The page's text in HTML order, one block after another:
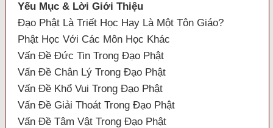
Yếu Mục & Lời Giới Thiệu
Đạo Phật Là Triết Học Hay Là Một Tôn Giáo?
Phật Học Với Các Môn Học Khác
Vấn Đề Đức Tin Trong Đạo Phật
Vấn Đề Chân Lý Trong Đạo Phật
Vấn Đề Khổ Vui Trong Đạo Phật
Vấn Đề Giải Thoát Trong Đạo Phật
Vấn Đề Tâm Vật Trong Đạo Phật